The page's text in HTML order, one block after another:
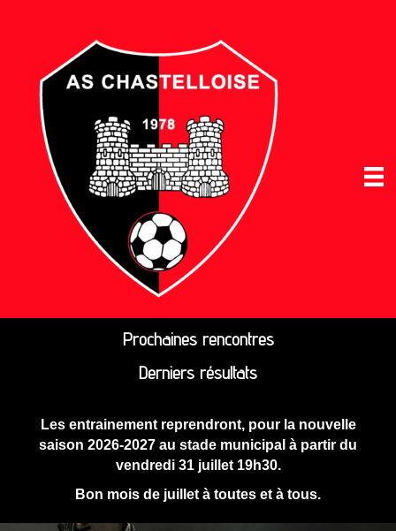
Prochaines rencontres
Derniers résultats
Les entrainement reprendront, pour la nouvelle
saison 2026-2027 au stade municipal à partir du
vendredi 31 juillet 19h30.
Bon mois de juillet à toutes et à tous.